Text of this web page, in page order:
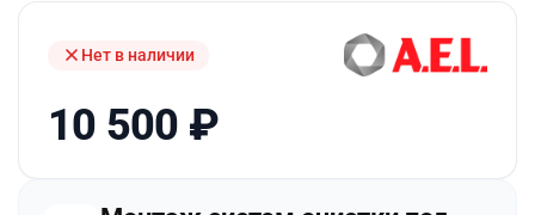
Нет в наличии
10 500 ₽